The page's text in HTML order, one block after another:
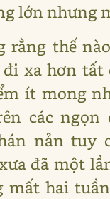
lớn nhưng
rằng thế
xa hơn tất
ít mong
các ngọn
nản tuy
đã một
mất hai